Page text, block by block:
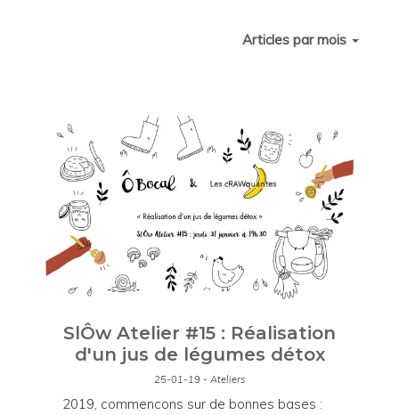
Articles par mois
SlÔw Atelier #15 : Réalisation
d'un jus de légumes détox
25-01-19 - Ateliers
2019, commencons sur de bonnes bases :